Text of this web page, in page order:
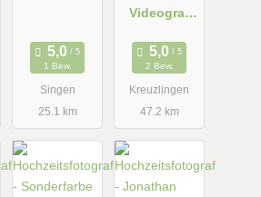
1 Bew.
Singen
25.1 km
Videograf
2 Bew.
Kreuzlingen
47.2 km